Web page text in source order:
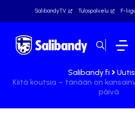
SalibandyTV Tulospalvelu F-
Salibandy.fi
Kiitä koutsia – tänään on
päivä